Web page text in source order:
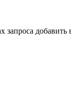
добавить